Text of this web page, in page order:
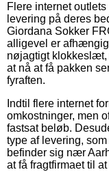
Flere internet
levering på deres
Giordana Sokker
alligevel er
nøjagtigt klokkeslæt,
at nå at få pakken
fyraften.
Indtil flere internet
omkostninger, men
fastsat beløb.
type af levering,
befinder sig nær
at få fragtfirmaet til